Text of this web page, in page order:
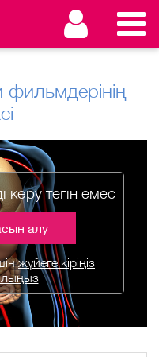
көру тегін емес
алу
жүйеге кіріңіз